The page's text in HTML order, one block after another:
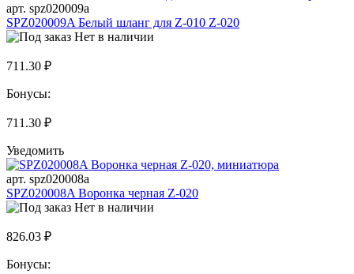
арт. spz020009a
SPZ020009A Белый шланг для Z-010 Z-020
Нет в наличии
711.30 ₽
Бонусы:
711.30 ₽
Уведомить
арт. spz020008a
SPZ020008A Воронка черная Z-020
Нет в наличии
826.03 ₽
Бонусы: